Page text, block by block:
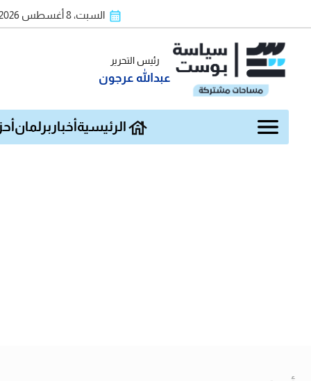
السبت، 8 أغسطس 2026
رئيس التحرير
عبدالله عرجون
الرئيسية أخبار برلمان